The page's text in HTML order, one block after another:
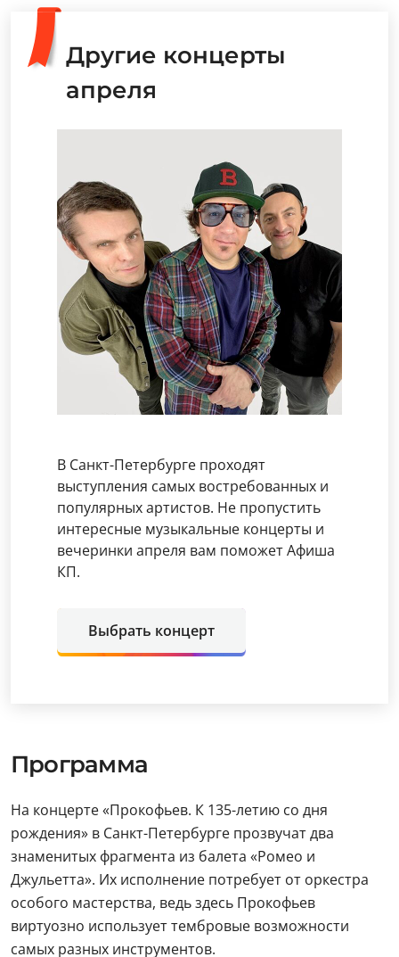
Другие концерты
апреля
В Санкт-Петербурге проходят
выступления самых востребованных и
популярных артистов. Не пропустить
интересные музыкальные концерты и
вечеринки апреля вам поможет Афиша
КП.
Выбрать концерт
Программа
На концерте «Прокофьев. К 135-летию со дня
рождения» в Санкт-Петербурге прозвучат два
знаменитых фрагмента из балета «Ромео и
Джульетта». Их исполнение потребует от оркестра
особого мастерства, ведь здесь Прокофьев
виртуозно использует тембровые возможности
самых разных инструментов.